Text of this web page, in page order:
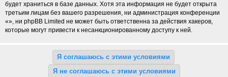
будет храниться в базе данных. Хотя эта информация не будет открыта
третьим лицам без вашего разрешения, ни администрация конференции
«», ни phpBB Limited не может быть ответственна за действия хакеров,
которые могут привести к несанкционированному доступу к ней.